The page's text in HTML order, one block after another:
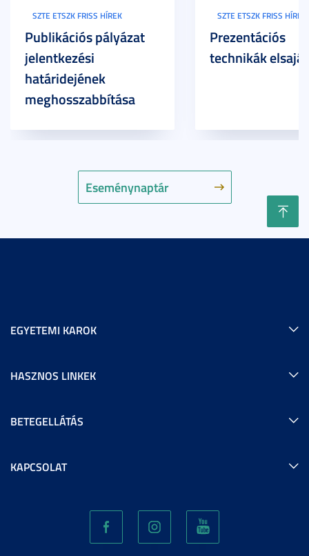
Eseménynaptár
SZTE ETSZK FRISS HÍREK
Publikációs pályázat
jelentkezési
határidejének
meghosszabbítása
SZTE ETSZK FRISS HÍREK
Prezentációs
technikák
EGYETEMI KAROK
HASZNOS LINKEK
BETEGELLÁTÁS
KAPCSOLAT